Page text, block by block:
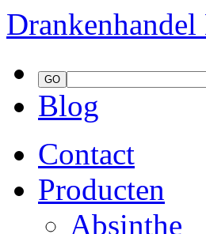
Drankenhandel
Blog
Contact
Producten
Absinthe